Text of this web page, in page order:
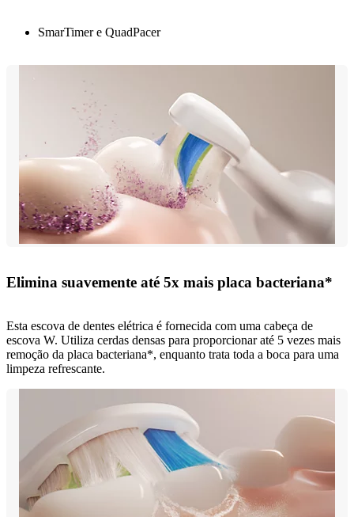
SmarTimer e QuadPacer
Elimina suavemente até 5x mais placa bacteriana*
Esta escova de dentes elétrica é fornecida com uma cabeça de
escova W. Utiliza cerdas densas para proporcionar até 5 vezes mais
remoção da placa bacteriana*, enquanto trata toda a boca para uma
limpeza refrescante.